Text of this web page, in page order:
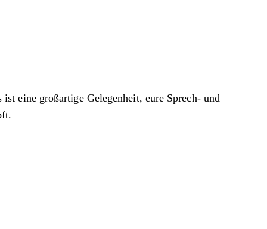
eine großartige Gelegenheit, eure Sprech- und